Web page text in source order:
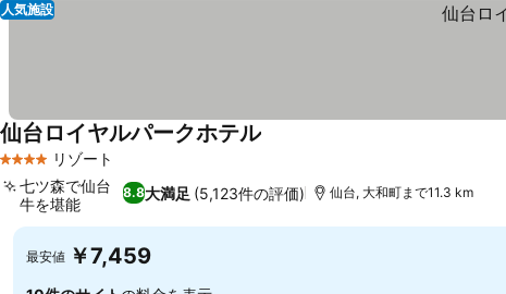
人気施設
4 ホテルのランク
リゾート
仙台ロイヤルパークホテル
8.8大満足 (5,123件の評価)
七ツ森で仙台
牛を堪能
仙台, 大和町まで11.3 km
最安値 ￥7,459